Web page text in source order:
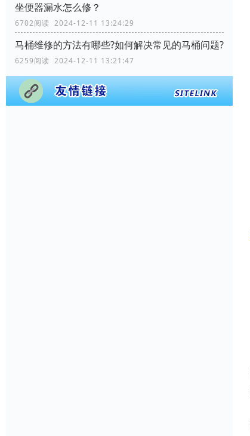
坐便器漏水怎么修？
6702阅读 2024-12-11 13:24:29
马桶维修的方法有哪些?如何解决常见的马桶问题?
6259阅读 2024-12-11 13:21:47